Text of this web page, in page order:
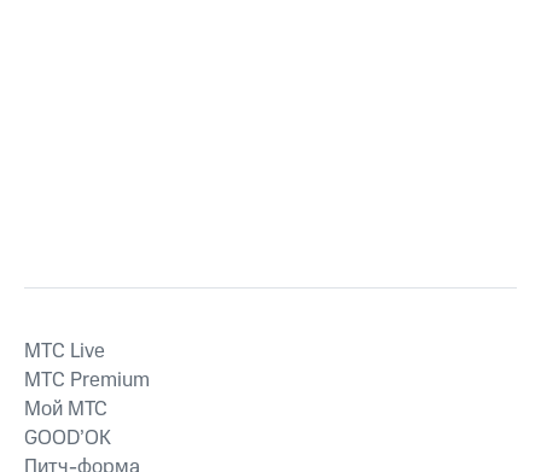
MTС Live
MTС Premium
Мой МТС
GOOD’OK